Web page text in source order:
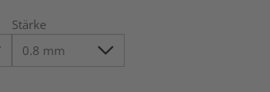
Stärke